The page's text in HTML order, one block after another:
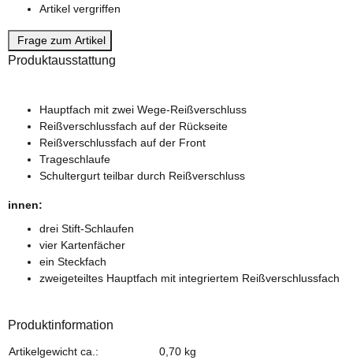
Artikel vergriffen
Frage zum Artikel
Produktausstattung
Hauptfach mit zwei Wege-Reißverschluss
Reißverschlussfach auf der Rückseite
Reißverschlussfach auf der Front
Trageschlaufe
Schultergurt teilbar durch Reißverschluss
innen:
drei Stift-Schlaufen
vier Kartenfächer
ein Steckfach
zweigeteiltes Hauptfach mit integriertem Reißverschlussfach
Produktinformation
Produkteigenschaft
Wert
Artikelgewicht ca.: 0,70 kg